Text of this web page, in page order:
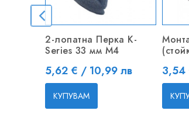
2-лопатна Перка K-
Series 33 мм M4
Цена
5,62 € / 10,99 лв
КУПУВАМ
Цена
3,54